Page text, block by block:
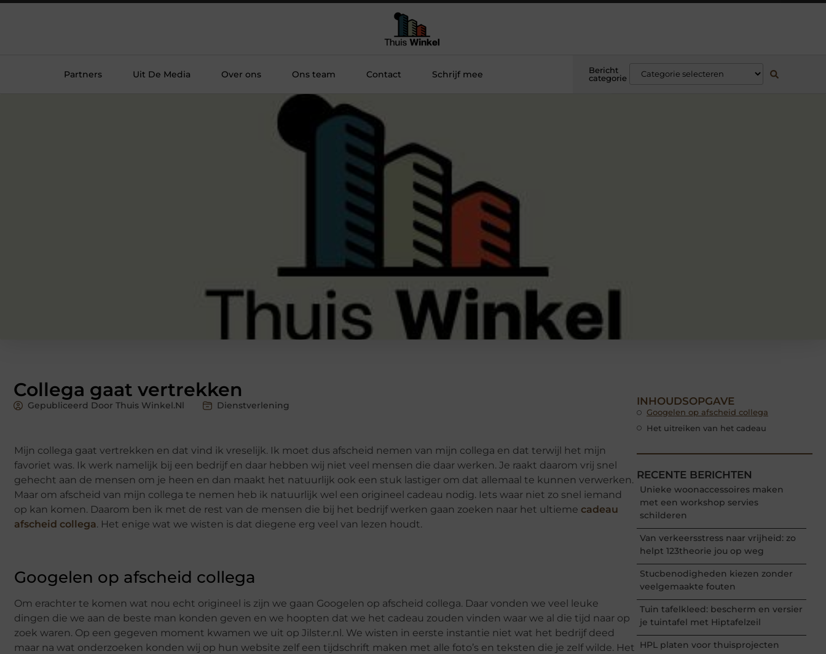
Partners Uit De Media Over ons Ons team Contact Schrijf mee
Bericht
categorie
Collega gaat vertrekken
Gepubliceerd Door Thuis Winkel.nl Dienstverlening
Mijn collega gaat vertrekken en dat vind ik vreselijk. Ik moet dus afscheid nemen van mijn collega en dat terwijl het mijn
favoriet was. Ik werk namelijk bij een bedrijf en daar hebben wij niet veel mensen die daar werken. Je raakt daarom vrij snel
gehecht aan de mensen om je heen en dan maakt het natuurlijk ook een stuk lastiger om dat allemaal te kunnen verwerken.
Maar om afscheid van mijn collega te nemen heb ik natuurlijk wel een origineel cadeau nodig. Iets waar niet zo snel iemand
op kan komen. Daarom ben ik met de rest van de mensen die bij het bedrijf werken gaan zoeken naar het ultieme cadeau
afscheid collega. Het enige wat we wisten is dat diegene erg veel van lezen houdt.
Googelen op afscheid collega
Om erachter te komen wat nou echt origineel is zijn we gaan Googelen op afscheid collega. Daar vonden we veel leuke
dingen die we aan de beste man konden geven en we hoopten dat we het cadeau zouden vinden waar we al die tijd naar op
zoek waren. Op een gegeven moment kwamen we uit op Jilster.nl. We wisten in eerste instantie niet wat het bedrijf deed
maar na wat onderzoeken konden wij op hun website zelf een tijdschrift maken met alle foto’s en teksten die je zelf wilde. Het
INHOUDSOPGAVE
Googelen op afscheid collega
Het uitreiken van het cadeau
RECENTE BERICHTEN
Unieke woonaccessoires maken
met een workshop servies
schilderen
Van verkeersstress naar vrijheid: zo
helpt 123theorie jou op weg
Stucbenodigheden kiezen zonder
veelgemaakte fouten
Tuin tafelkleed: bescherm en versier
je tuintafel met Hiptafelzeil
HPL platen voor thuisprojecten